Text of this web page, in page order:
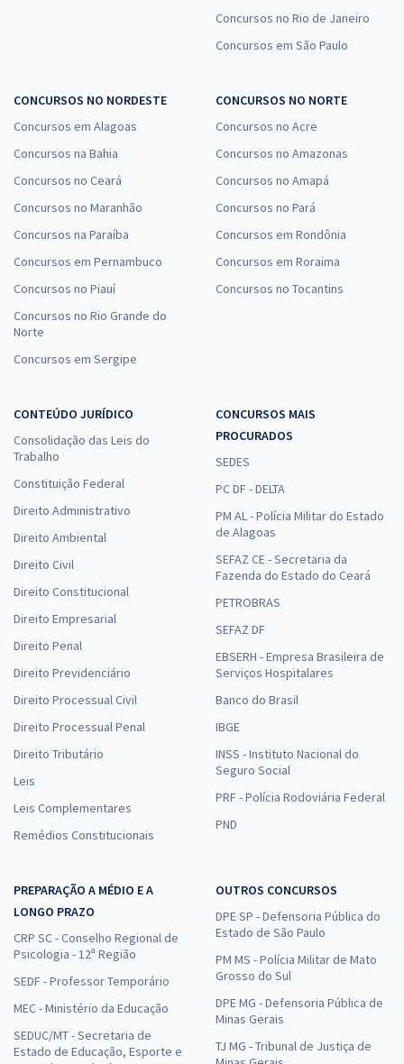
Concursos no Rio de Janeiro
Concursos em São Paulo
CONCURSOS NO NORDESTE
Concursos em Alagoas
Concursos na Bahia
Concursos no Ceará
Concursos no Maranhão
Concursos na Paraíba
Concursos em Pernambuco
Concursos no Piauí
Concursos no Rio Grande do
Norte
Concursos em Sergipe
CONCURSOS NO NORTE
Concursos no Acre
Concursos no Amazonas
Concursos no Amapá
Concursos no Pará
Concursos em Rondônia
Concursos em Roraima
Concursos no Tocantins
CONTEÚDO JURÍDICO
Consolidação das Leis do
Trabalho
Constituição Federal
Direito Administrativo
Direito Ambiental
Direito Civil
Direito Constitucional
Direito Empresarial
Direito Penal
Direito Previdenciário
Direito Processual Civil
Direito Processual Penal
Direito Tributário
Leis
Leis Complementares
Remédios Constitucionais
CONCURSOS MAIS
PROCURADOS
SEDES
PC DF - DELTA
PM AL - Polícia Militar do Estado
de Alagoas
SEFAZ CE - Secretaria da
Fazenda do Estado do Ceará
PETROBRAS
SEFAZ DF
EBSERH - Empresa Brasileira de
Serviços Hospitalares
Banco do Brasil
IBGE
INSS - Instituto Nacional do
Seguro Social
PRF - Polícia Rodoviária Federal
PND
PREPARAÇÃO A MÉDIO E A
LONGO PRAZO
CRP SC - Conselho Regional de
Psicologia - 12ª Região
SEDF - Professor Temporário
MEC - Ministério da Educação
SEDUC/MT - Secretaria de
Estado de Educação, Esporte e
OUTROS CONCURSOS
DPE SP - Defensoria Pública do
Estado de São Paulo
PM MS - Polícia Militar de Mato
Grosso do Sul
DPE MG - Defensoria Pública de
Minas Gerais
TJ MG - Tribunal de Justiça de